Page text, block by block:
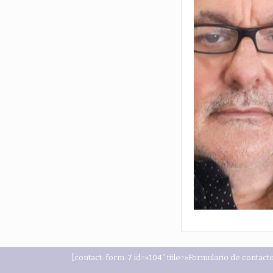
[contact-form-7 id=»104″ title=»Formulario de